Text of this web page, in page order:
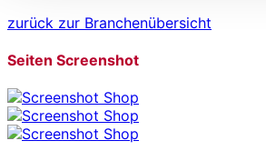
zurück zur Branchenübersicht
Seiten Screenshot